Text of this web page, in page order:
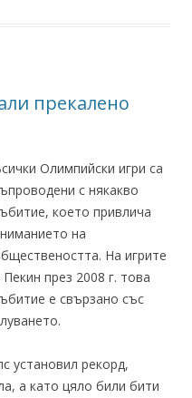
прекалено
Олимпийски игри са
с някакво
което привлича
на
На игрите
Пекин през 2008 г. това
е свързано със
установил рекорд,
а като цяло били бити